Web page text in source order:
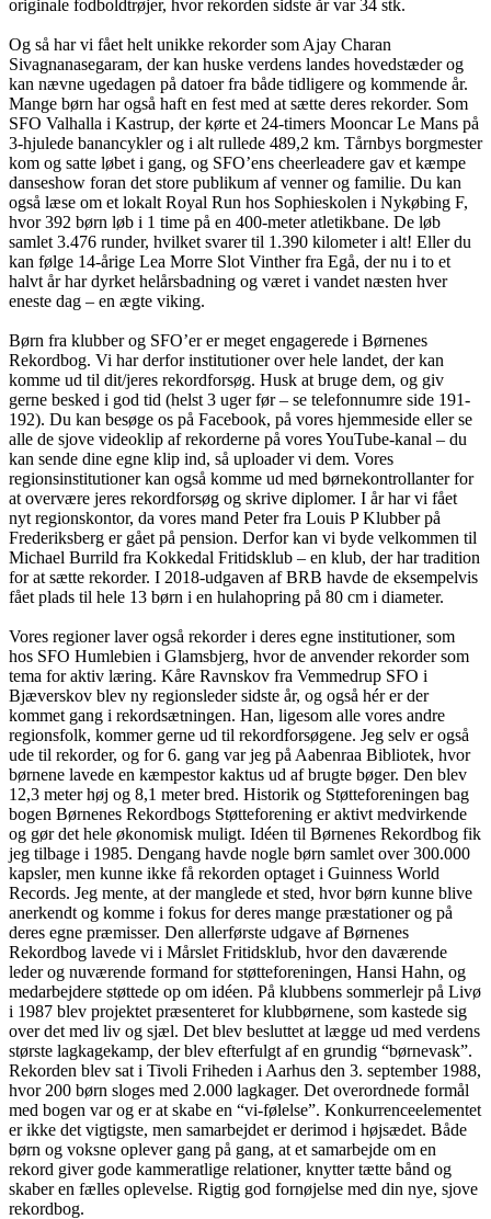
originale fodboldtrøjer, hvor rekorden sidste år var 34 stk.
Og så har vi fået helt unikke rekorder som Ajay Charan
Sivagnanasegaram, der kan huske verdens landes hovedstæder og
kan nævne ugedagen på datoer fra både tidligere og kommende år.
Mange børn har også haft en fest med at sætte deres rekorder. Som
SFO Valhalla i Kastrup, der kørte et 24-timers Mooncar Le Mans på
3-hjulede banancykler og i alt rullede 489,2 km. Tårnbys borgmester
kom og satte løbet i gang, og SFO’ens cheerleadere gav et kæmpe
danseshow foran det store publikum af venner og familie. Du kan
også læse om et lokalt Royal Run hos Sophieskolen i Nykøbing F,
hvor 392 børn løb i 1 time på en 400-meter atletikbane. De løb
samlet 3.476 runder, hvilket svarer til 1.390 kilometer i alt! Eller du
kan følge 14-årige Lea Morre Slot Vinther fra Egå, der nu i to et
halvt år har dyrket helårsbadning og været i vandet næsten hver
eneste dag – en ægte viking.
Børn fra klubber og SFO’er er meget engagerede i Børnenes
Rekordbog. Vi har derfor institutioner over hele landet, der kan
komme ud til dit/jeres rekordforsøg. Husk at bruge dem, og giv
gerne besked i god tid (helst 3 uger før – se telefonnumre side 191-
192). Du kan besøge os på Facebook, på vores hjemmeside eller se
alle de sjove videoklip af rekorderne på vores YouTube-kanal – du
kan sende dine egne klip ind, så uploader vi dem. Vores
regionsinstitutioner kan også komme ud med børnekontrollanter for
at overvære jeres rekordforsøg og skrive diplomer. I år har vi fået
nyt regionskontor, da vores mand Peter fra Louis P Klubber på
Frederiksberg er gået på pension. Derfor kan vi byde velkommen til
Michael Burrild fra Kokkedal Fritidsklub – en klub, der har tradition
for at sætte rekorder. I 2018-udgaven af BRB havde de eksempelvis
fået plads til hele 13 børn i en hulahopring på 80 cm i diameter.
Vores regioner laver også rekorder i deres egne institutioner, som
hos SFO Humlebien i Glamsbjerg, hvor de anvender rekorder som
tema for aktiv læring. Kåre Ravnskov fra Vemmedrup SFO i
Bjæverskov blev ny regionsleder sidste år, og også hér er der
kommet gang i rekordsætningen. Han, ligesom alle vores andre
regionsfolk, kommer gerne ud til rekordforsøgene. Jeg selv er også
ude til rekorder, og for 6. gang var jeg på Aabenraa Bibliotek, hvor
børnene lavede en kæmpestor kaktus ud af brugte bøger. Den blev
12,3 meter høj og 8,1 meter bred. Historik og Støtteforeningen bag
bogen Børnenes Rekordbogs Støtteforening er aktivt medvirkende
og gør det hele økonomisk muligt. Idéen til Børnenes Rekordbog fik
jeg tilbage i 1985. Dengang havde nogle børn samlet over 300.000
kapsler, men kunne ikke få rekorden optaget i Guinness World
Records. Jeg mente, at der manglede et sted, hvor børn kunne blive
anerkendt og komme i fokus for deres mange præstationer og på
deres egne præmisser. Den allerførste udgave af Børnenes
Rekordbog lavede vi i Mårslet Fritidsklub, hvor den daværende
leder og nuværende formand for støtteforeningen, Hansi Hahn, og
medarbejdere støttede op om idéen. På klubbens sommerlejr på Livø
i 1987 blev projektet præsenteret for klubbørnene, som kastede sig
over det med liv og sjæl. Det blev besluttet at lægge ud med verdens
største lagkagekamp, der blev efterfulgt af en grundig “børnevask”.
Rekorden blev sat i Tivoli Friheden i Aarhus den 3. september 1988,
hvor 200 børn sloges med 2.000 lagkager. Det overordnede formål
med bogen var og er at skabe en “vi-følelse”. Konkurrenceelementet
er ikke det vigtigste, men samarbejdet er derimod i højsædet. Både
børn og voksne oplever gang på gang, at et samarbejde om en
rekord giver gode kammeratlige relationer, knytter tætte bånd og
skaber en fælles oplevelse. Rigtig god fornøjelse med din nye, sjove
rekordbog.